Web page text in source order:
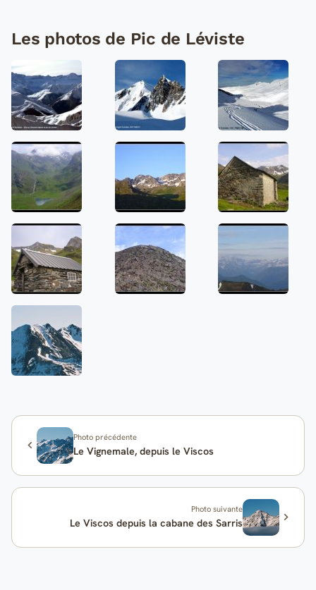
Les photos de Pic de Léviste
Photo précédente
Le Vignemale, depuis le Viscos
Photo suivante
Le Viscos depuis la cabane des Sarris